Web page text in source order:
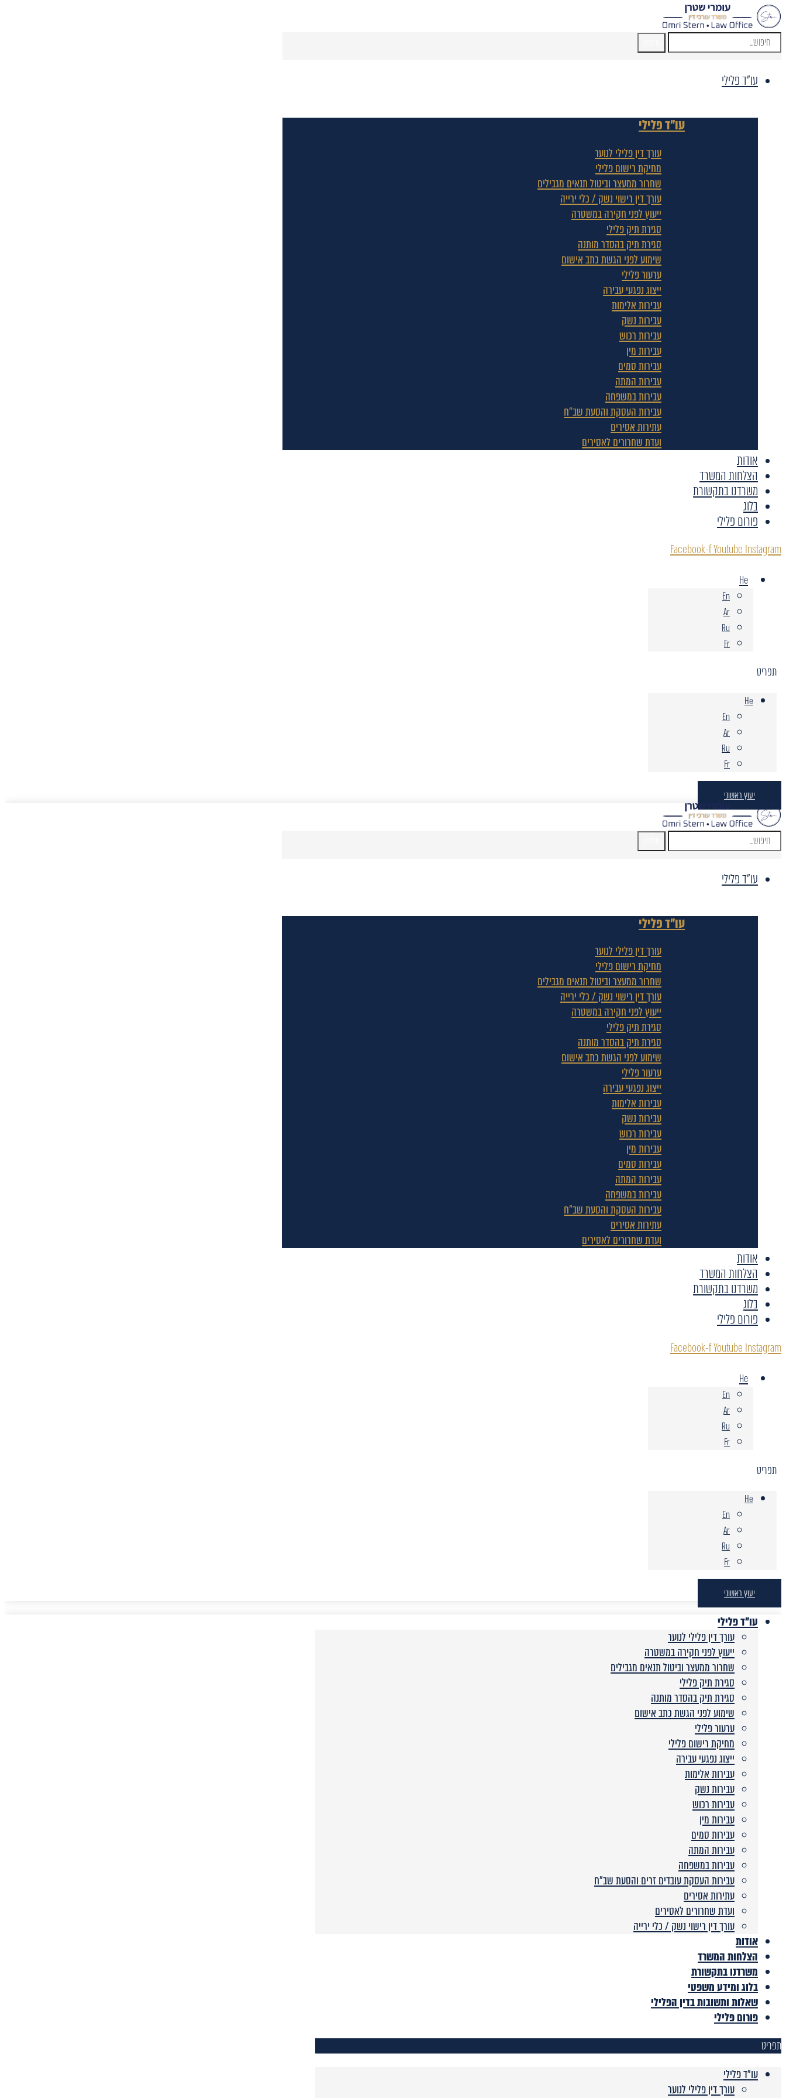
עו"ד פלילי
עו"ד פלילי
עורך דין פלילי לנוער
מחיקת רישום פלילי
שחרור ממעצר וביטול תנאים מגבילים
עורך דין רישוי נשק / כלי ירייה
ייעוץ לפני חקירה במשטרה
סגירת תיק פלילי
סגירת תיק בהסדר מותנה
שימוע לפני הגשת כתב אישום
ערעור פלילי
ייצוג נפגעי עבירה
עבירות אלימות
עבירות נשק
עבירות רכוש
עבירות מין
עבירות סמים
עבירות המתה
עבירות במשפחה
עבירות העסקת והסעת שב"ח
עתירות אסירים
ועדת שחרורים לאסירים
אודות
הצלחות המשרד
משרדנו בתקשורת
בלוג
פורום פלילי
Facebook-fYoutube Instagram
He
En
Ar
Ru
Fr
תפריט
He
En
Ar
Ru
Fr
יעוץ ראשוני
עו"ד פלילי
עו"ד פלילי
עורך דין פלילי לנוער
מחיקת רישום פלילי
שחרור ממעצר וביטול תנאים מגבילים
עורך דין רישוי נשק / כלי ירייה
ייעוץ לפני חקירה במשטרה
סגירת תיק פלילי
סגירת תיק בהסדר מותנה
שימוע לפני הגשת כתב אישום
ערעור פלילי
ייצוג נפגעי עבירה
עבירות אלימות
עבירות נשק
עבירות רכוש
עבירות מין
עבירות סמים
עבירות המתה
עבירות במשפחה
עבירות העסקת והסעת שב"ח
עתירות אסירים
ועדת שחרורים לאסירים
אודות
הצלחות המשרד
משרדנו בתקשורת
בלוג
פורום פלילי
Facebook-fYoutube Instagram
He
En
Ar
Ru
Fr
תפריט
He
En
Ar
Ru
Fr
יעוץ ראשוני
עו"ד פלילי
עורך דין פלילי לנוער
ייעוץ לפני חקירה במשטרה
שחרור ממעצר וביטול תנאים מגבילים
סגירת תיק פלילי
סגירת תיק בהסדר מותנה
שימוע לפני הגשת כתב אישום
ערעור פלילי
מחיקת רישום פלילי
ייצוג נפגעי עבירה
עבירות אלימות
עבירות נשק
עבירות רכוש
עבירות מין
עבירות סמים
עבירות המתה
עבירות במשפחה
עבירות העסקת עובדים זרים והסעת שב”ח
עתירות אסירים
ועדת שחרורים לאסירים
עורך דין רישוי נשק / כלי ירייה
אודות
הצלחות המשרד
משרדנו בתקשורת
בלוג ומידע משפטי
שאלות ותשובות בדין הפלילי
פורום פלילי
תפריט
עו"ד פלילי
עורך דין פלילי לנוער